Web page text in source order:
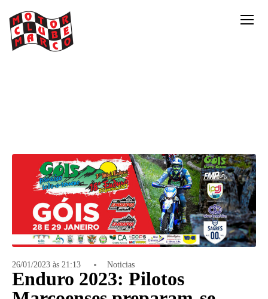
26/01/2023 às 21:13 Noticias
Enduro 2023: Pilotos